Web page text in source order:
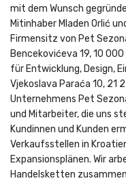
mit dem Wunsch
Mitinhaber Mladen Orlić
Firmensitz von Pet
Bencekovićeva 19, 10
für Entwicklung, Design,
Vjekoslava Paraća 10, 21
Unternehmens Pet
und Mitarbeiter, die uns
Kundinnen und Kunden
Verkaufsstellen in
Expansionsplänen. Wir
Handelsketten